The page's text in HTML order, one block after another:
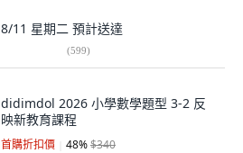
8/11 星期二 預計送達
(599)
didimdol 2026 小學數學題型 3-2 反
映新教育課程
首購折扣價 48%$340